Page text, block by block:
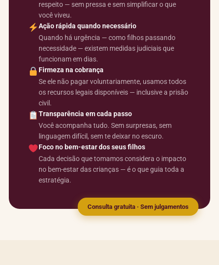
respeito — sem pressa e sem simplificar o que
você viveu.
Ação rápida quando necessário
Quando há urgência — como filhos passando
necessidade — existem medidas judiciais que
funcionam em dias.
Firmeza na cobrança
Se ele não pagar voluntariamente, usamos todos
os recursos legais disponíveis — inclusive a prisão
civil.
Transparência em cada passo
Você acompanha tudo. Sem surpresas, sem
linguagem difícil, sem te deixar no escuro.
Foco no bem-estar dos seus filhos
Cada decisão que tomamos considera o impacto
no bem-estar das crianças — é o que guia toda a
estratégia.
Consulta gratuita · Sem julgamentos